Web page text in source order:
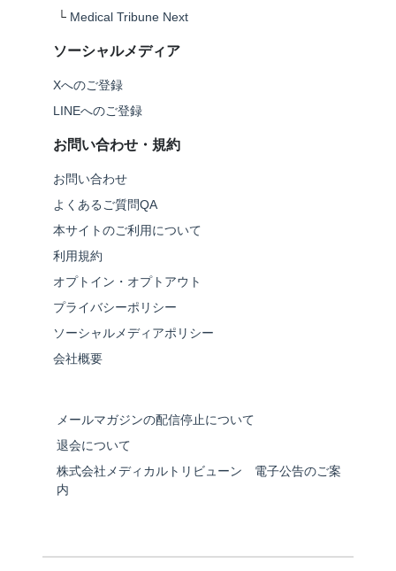
└ Medical Tribune Next
ソーシャルメディア
Xへのご登録
LINEへのご登録
お問い合わせ・規約
お問い合わせ
よくあるご質問QA
本サイトのご利用について
利用規約
オプトイン・オプトアウト
プライバシーポリシー
ソーシャルメディアポリシー
会社概要
メールマガジンの配信停止について
退会について
株式会社メディカルトリビューン 電子公告のご案
内